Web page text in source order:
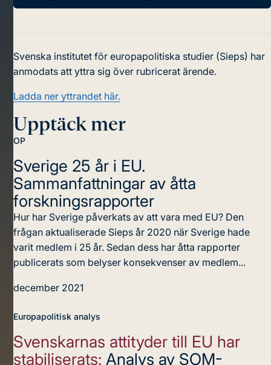
Svenska institutet för europapolitiska studier (Sieps) har
anmodats att yttra sig över rubricerat ärende.
Ladda ner yttrandet här.
Upptäck mer
OP
Sverige 25 år i EU.
Sammanfattningar av åtta
forskningsrapporter
Hur har Sverige påverkats av att vara med EU? Den
frågan aktualiserade Sieps år 2020 när Sverige hade
varit medlem i 25 år. Sedan dess har åtta rapporter
publicerats som belyser konsekvenser av medlem...
december 2021
Europapolitisk analys
Svenskarnas attityder till EU har
stabiliserats:Analys av SOM-